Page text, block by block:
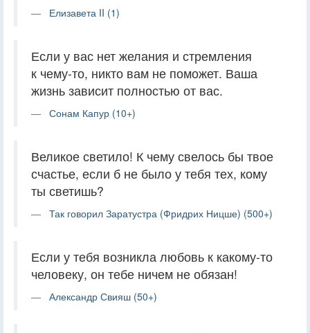
Елизавета II (1)
Если у вас нет желания и стремления
к чему-то, никто вам не поможет. Ваша
жизнь зависит полностью от вас.
Сонам Капур (10+)
Великое светило! К чему свелось бы твое
счастье, если б не было у тебя тех, кому
ты светишь?
Так говорил Заратустра (Фридрих Ницше) (500+)
Если у тебя возникла любовь к какому-то
человеку, он тебе ничем не обязан!
Александр Свияш (50+)